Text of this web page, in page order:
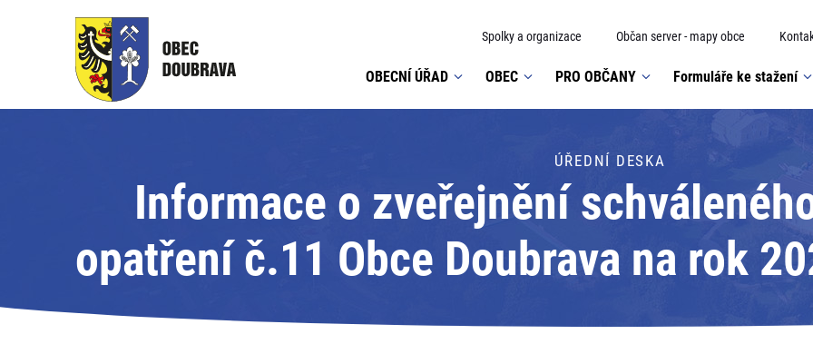
Spolky a organizace Občan server - mapy obce
OBECNÍ ÚŘAD OBEC PRO OBČANY Formuláře ke stažení
ÚŘEDNÍ DESKA
Informace o zveřejnění
opatření č.11 Obce Doubrava na rok
Doubrava